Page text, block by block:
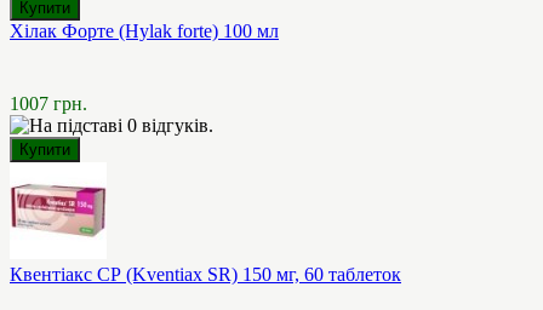
Хілак Форте (Hylak forte) 100 мл
1007 грн.
Квентіакс СР (Kventiax SR) 150 мг, 60 таблеток